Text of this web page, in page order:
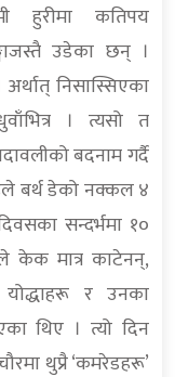
हुरीमा कतिपय
उडेका छन् ।
निसास्सिएका
। त्यसो त
बदनाम गर्दै
बर्थ डेको नक्कल ४
सन्दर्भमा १०
केक मात्र काटेनन्,
र उनका
थिए । त्यो दिन
थुप्रै ‘कमरेडहरू’